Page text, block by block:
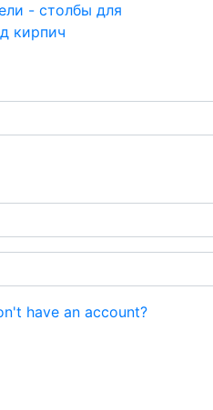
- столбы для
кирпич
have an account?